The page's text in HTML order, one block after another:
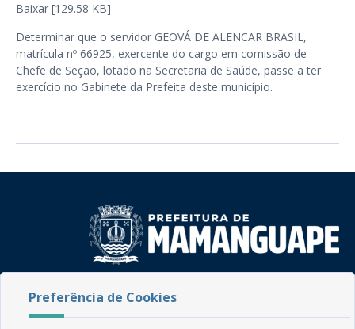
Baixar [129.58 KB]
Determinar que o servidor GEOVÁ DE ALENCAR BRASIL,
matrícula nº 66925, exercente do cargo em comissão de
Chefe de Seção, lotado na Secretaria de Saúde, passe a ter
exercício no Gabinete da Prefeita deste município.
CEP: 58.280-000 - Mamanguape/PB
Preferência de Cookies